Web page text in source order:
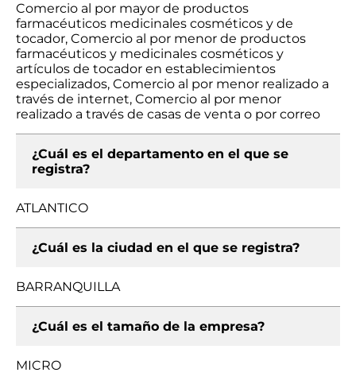
Comercio al por mayor de productos
farmacéuticos medicinales cosméticos y de
tocador, Comercio al por menor de productos
farmacéuticos y medicinales cosméticos y
artículos de tocador en establecimientos
especializados, Comercio al por menor realizado a
través de internet, Comercio al por menor
realizado a través de casas de venta o por correo
¿Cuál es el departamento en el que se
registra?
ATLANTICO
¿Cuál es la ciudad en el que se registra?
BARRANQUILLA
¿Cuál es el tamaño de la empresa?
MICRO